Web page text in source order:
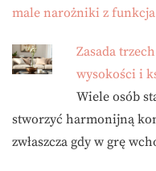
male narożniki z
Zasada
wysokości i
Wiele osób
stworzyć harmonijną
zwłaszcza gdy w grę